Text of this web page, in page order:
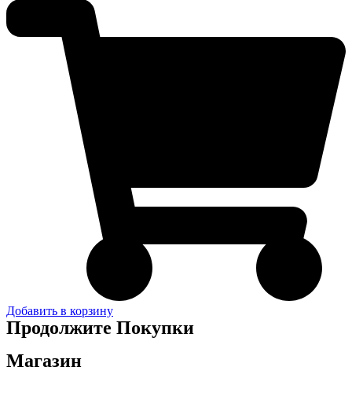
Добавить в корзину
Продолжите Покупки
Магазин